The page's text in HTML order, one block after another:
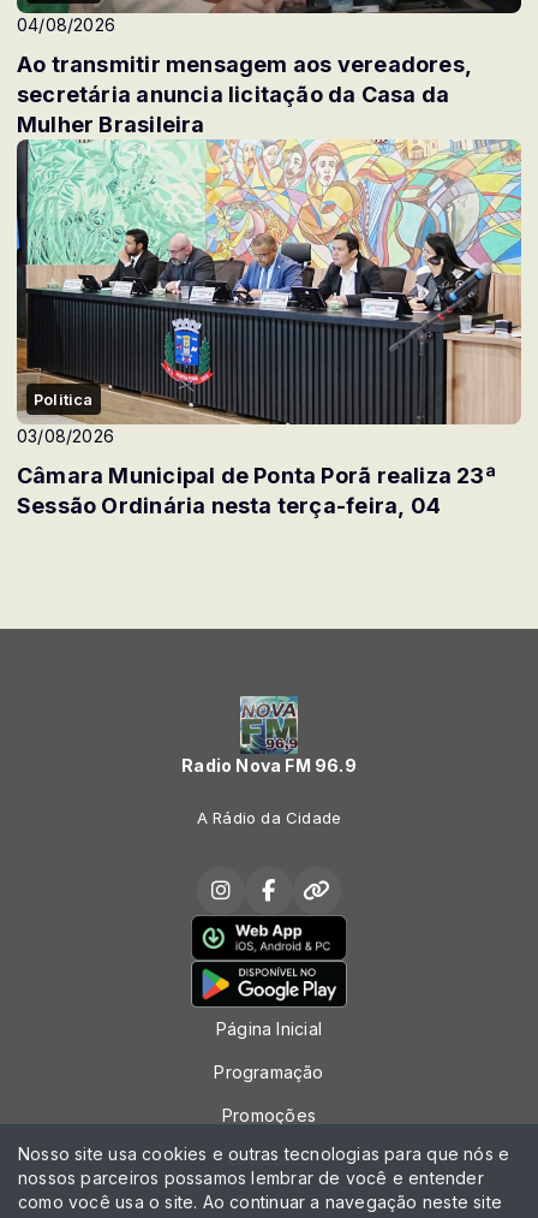
04/08/2026
Ao transmitir mensagem aos vereadores,
secretária anuncia licitação da Casa da
Mulher Brasileira
Politica
03/08/2026
Câmara Municipal de Ponta Porã realiza 23ª
Sessão Ordinária nesta terça-feira, 04
Radio Nova FM 96.9
A Rádio da Cidade
Página Inicial
Programação
Promoções
Locutores
Contato
Nosso site usa cookies e outras tecnologias para que nós e
nossos parceiros possamos lembrar de você e entender
como você usa o site. Ao continuar a navegação neste site